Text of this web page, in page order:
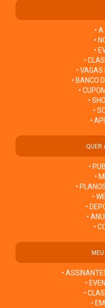
•
•
•
•
• VAGAS
• BANCO
•
•
•
•
QUER
•
•
•
•
•
•
•
•
•
•
•